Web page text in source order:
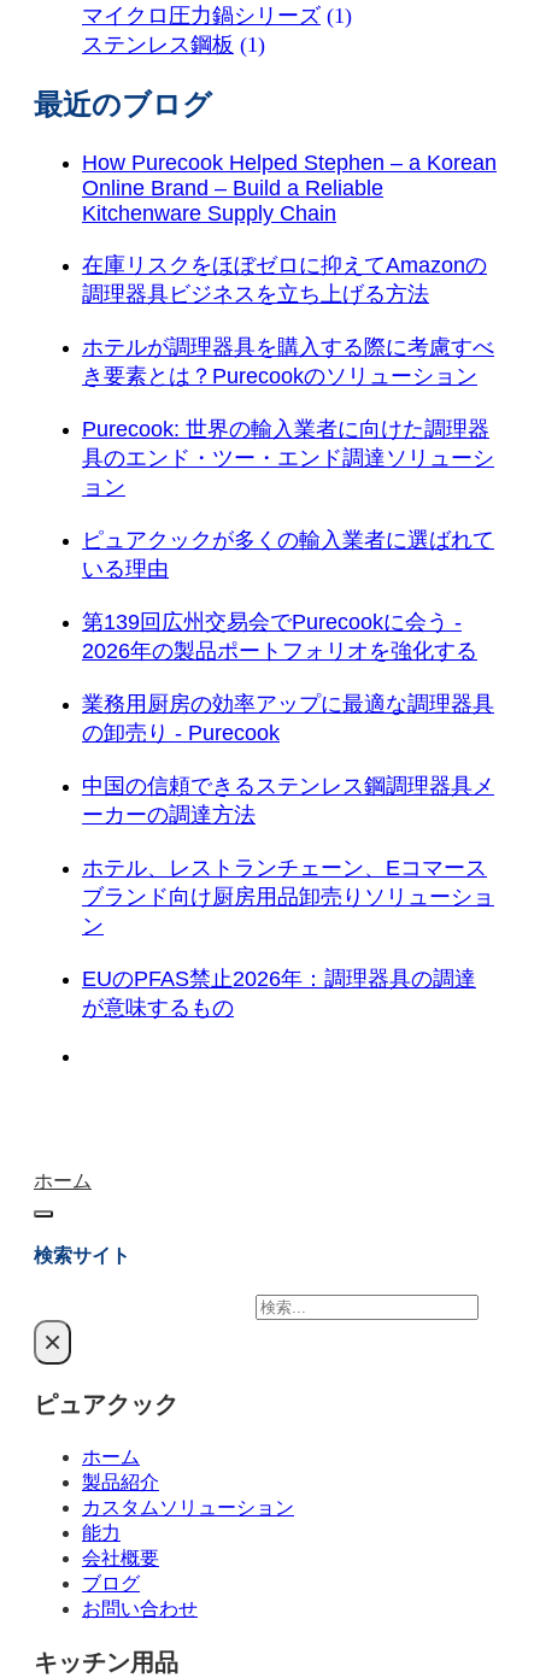
マイクロ圧力鍋シリーズ (1)
ステンレス鋼板 (1)
最近のブログ
How Purecook Helped Stephen – a Korean
Online Brand – Build a Reliable
Kitchenware Supply Chain
在庫リスクをほぼゼロに抑えてAmazonの
調理器具ビジネスを立ち上げる方法
ホテルが調理器具を購入する際に考慮すべ
き要素とは？Purecookのソリューション
Purecook: 世界の輸入業者に向けた調理器
具のエンド・ツー・エンド調達ソリューシ
ョン
ピュアクックが多くの輸入業者に選ばれて
いる理由
第139回広州交易会でPurecookに会う -
2026年の製品ポートフォリオを強化する
業務用厨房の効率アップに最適な調理器具
の卸売り - Purecook
中国の信頼できるステンレス鋼調理器具メ
ーカーの調達方法
ホテル、レストランチェーン、Eコマース
ブランド向け厨房用品卸売りソリューショ
ン
EUのPFAS禁止2026年：調理器具の調達
が意味するもの
ホーム
検索サイト
検
×
ピュアクック
ホーム
製品紹介
カスタムソリューション
能力
会社概要
ブログ
お問い合わせ
キッチン用品